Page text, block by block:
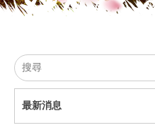
最新消息